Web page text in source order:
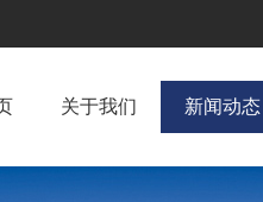
关于我们 新闻动态